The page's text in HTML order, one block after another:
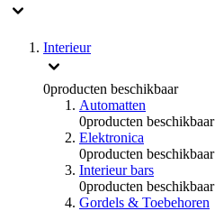
Interieur
0producten beschikbaar
Automatten
0producten beschikbaar
Elektronica
0producten beschikbaar
Interieur bars
0producten beschikbaar
Gordels & Toebehoren